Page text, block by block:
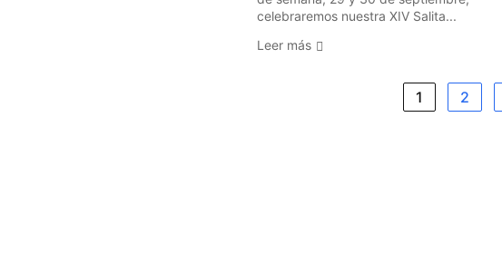
celebraremos nuestra XIV Salita...
Leer más
1 2